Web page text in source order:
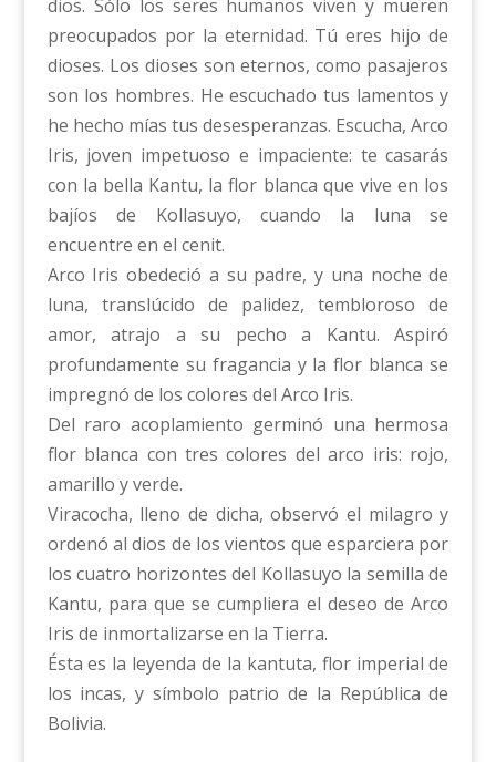
dios. Sólo los seres humanos viven y mueren
preocupados por la eternidad. Tú eres hijo de
dioses. Los dioses son eternos, como pasajeros
son los hombres. He escuchado tus lamentos y
he hecho mías tus desesperanzas. Escucha, Arco
Iris, joven impetuoso e impaciente: te casarás
con la bella Kantu, la flor blanca que vive en los
bajíos de Kollasuyo, cuando la luna se
encuentre en el cenit.
Arco Iris obedeció a su padre, y una noche de
luna, translúcido de palidez, tembloroso de
amor, atrajo a su pecho a Kantu. Aspiró
profundamente su fragancia y la flor blanca se
impregnó de los colores del Arco Iris.
Del raro acoplamiento germinó una hermosa
flor blanca con tres colores del arco iris: rojo,
amarillo y verde.
Viracocha, lleno de dicha, observó el milagro y
ordenó al dios de los vientos que esparciera por
los cuatro horizontes del Kollasuyo la semilla de
Kantu, para que se cumpliera el deseo de Arco
Iris de inmortalizarse en la Tierra.
Ésta es la leyenda de la kantuta, flor imperial de
los incas, y símbolo patrio de la República de
Bolivia.